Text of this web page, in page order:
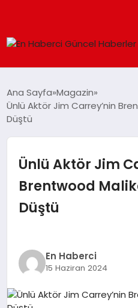
SPOR
MAGAZIN
EKONOMI
EĞITIM
Ana Sayfa Magazin
Ünlü Aktör Jim Carrey’nin
Düştü
Ünlü Aktör Jim
Brentwood
Düştü
En Haberci
15 Haziran 2024